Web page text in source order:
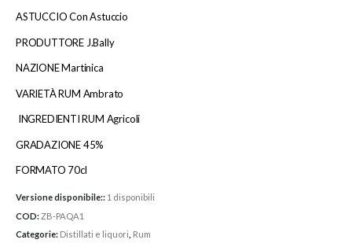
ASTUCCIO Con Astuccio
PRODUTTORE J.Bally
NAZIONE Martinica
VARIETÀ RUM Ambrato
INGREDIENTI RUM Agricoli
GRADAZIONE 45%
FORMATO 70cl
Versione disponibile:: 1 disponibili
COD:ZB-PAQA1
Categorie: Distillati e liquori Rum